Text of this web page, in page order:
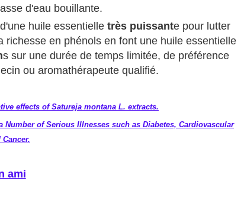
d'eau bouillante.
huile essentielle très puissante pour lutter
richesse en phénols en font une huile essentielle
s sur une durée de temps limitée, de préférence
ou aromathérapeute qualifié.
effects of Satureja montana L. extracts.
Number of Serious Illnesses such as Diabetes, Cardiovascular
ami